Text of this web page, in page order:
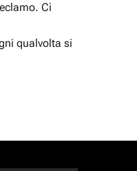
Ci
qualvolta si